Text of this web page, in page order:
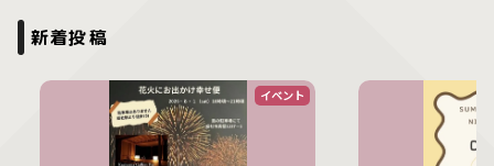
新着投稿
イベント